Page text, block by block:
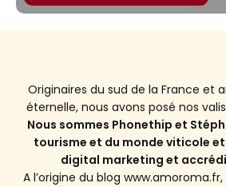
Originaires du sud de la France et
éternelle, nous avons posé nos
Nous sommes Phonethip et
tourisme et du monde viticole
digital marketing et
A l’origine du blog